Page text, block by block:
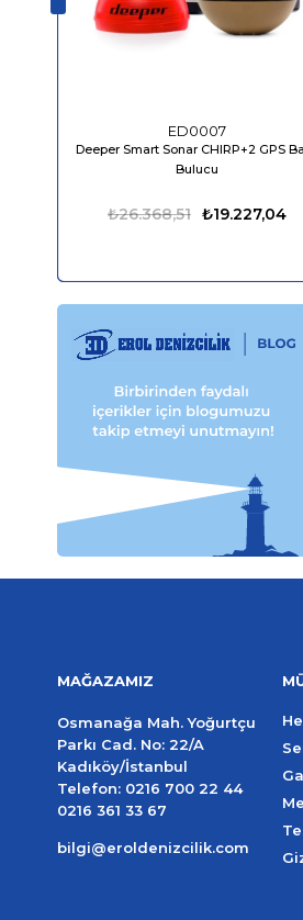
ED0007
Deeper Smart Sonar CHIRP+2 GPS
Bulucu
₺19.227,04
₺26.368,51
MAĞAZAMIZ
Osmanağa Mah. Yoğurtçu
Parkı Cad. No: 22/A
Kadıköy/İstanbul
Telefon: 0216 700 22 44
0216 361 33 67
bilgi@eroldenizcilik.com